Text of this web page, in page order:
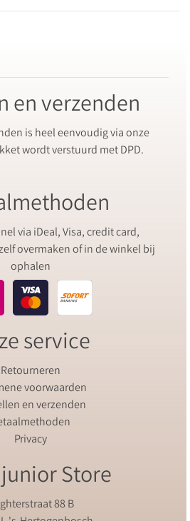
en verzenden
is heel eenvoudig via onze
wordt verstuurd met DPD.
via iDeal, Visa, credit card,
overmaken of in de winkel bij
ophalen
service
Retourneren
voorwaarden
en verzenden
Privacy
Store
88 B